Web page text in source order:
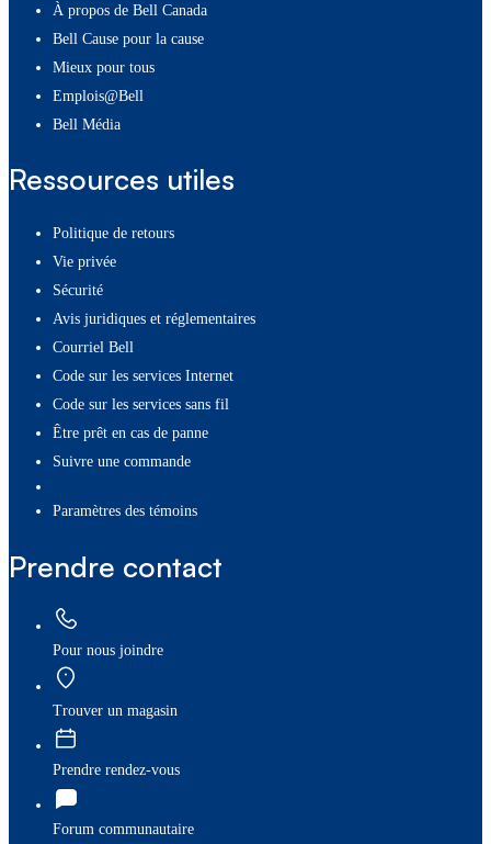
À propos de Bell Canada
Bell Cause pour la cause
Mieux pour tous
Emplois@Bell
Bell Média
Ressources utiles
Politique de retours
Vie privée
Sécurité
Avis juridiques et réglementaires
Courriel Bell
Code sur les services Internet
Code sur les services sans fil
Être prêt en cas de panne
Suivre une commande
paramètres des témoins
Prendre contact
Pour nous joindre
Trouver un magasin
Prendre rendez-vous
Forum communautaire